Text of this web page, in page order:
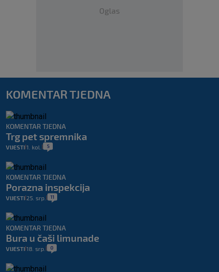
Oglas
KOMENTAR TJEDNA
KOMENTAR TJEDNA
Trg pet spremnika
VIJESTI 1. kol. 5
KOMENTAR TJEDNA
Porazna inspekcija
VIJESTI 25. srp. 11
KOMENTAR TJEDNA
Bura u čaši limunade
VIJESTI 18. srp. 0